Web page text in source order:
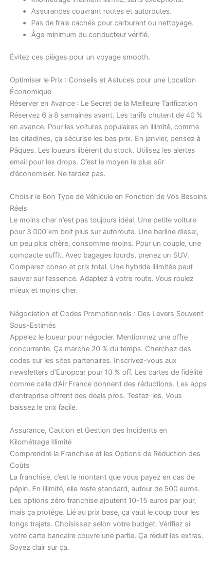
Assurances couvrant routes et autoroutes.
Pas de frais cachés pour carburant ou nettoyage.
Âge minimum du conducteur vérifié.
Évitez ces pièges pour un voyage smooth.
Optimiser le Prix : Conseils et Astuces pour une Location
Économique
Réserver en Avance : Le Secret de la Meilleure Tarification
Réservez 6 à 8 semaines avant. Les tarifs chutent de 40 %
en avance. Pour les voitures populaires en illimité, comme
les citadines, ça sécurise les bas prix. En janvier, pensez à
Pâques. Les loueurs libèrent du stock. Utilisez les alertes
email pour les drops. C’est le moyen le plus sûr
d’économiser. Ne tardez pas.
Choisir le Bon Type de Véhicule en Fonction de Vos Besoins
Réels
Le moins cher n’est pas toujours idéal. Une petite voiture
pour 3 000 km boit plus sur autoroute. Une berline diesel,
un peu plus chère, consomme moins. Pour un couple, une
compacte suffit. Avec bagages lourds, prenez un SUV.
Comparez conso et prix total. Une hybride illimitée peut
sauver sur l’essence. Adaptez à votre route. Vous roulez
mieux et moins cher.
Négociation et Codes Promotionnels : Des Levers Souvent
Sous-Estimés
Appelez le loueur pour négocier. Mentionnez une offre
concurrente. Ça marche 20 % du temps. Cherchez des
codes sur les sites partenaires. Inscrivez-vous aux
newsletters d’Europcar pour 10 % off. Les cartes de fidélité
comme celle d’Air France donnent des réductions. Les apps
d’entreprise offrent des deals pros. Testez-les. Vous
baissez le prix facile.
Assurance, Caution et Gestion des Incidents en
Kilométrage Illimité
Comprendre la Franchise et les Options de Réduction des
Coûts
La franchise, c’est le montant que vous payez en cas de
pépin. En illimité, elle reste standard, autour de 500 euros.
Les options zéro franchise ajoutent 10-15 euros par jour,
mais ça protège. Lié au prix base, ça vaut le coup pour les
longs trajets. Choisissez selon votre budget. Vérifiez si
votre carte bancaire couvre une partie. Ça réduit les extras.
Soyez clair sur ça.